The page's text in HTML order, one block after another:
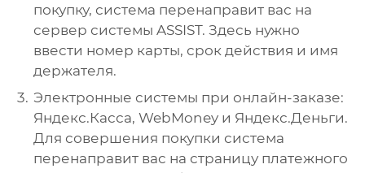
покупку, система перенаправит вас на
сервер системы ASSIST. Здесь нужно
ввести номер карты, срок действия и имя
держателя.
Электронные системы при онлайн-заказе:
Яндекс.Касса, WebMoney и Яндекс.Деньги.
Для совершения покупки система
перенаправит вас на страницу платежного